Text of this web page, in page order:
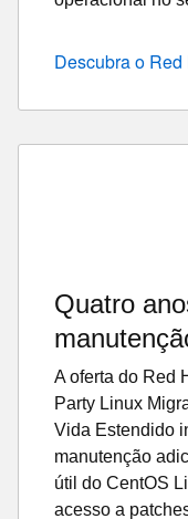
Descubra o
Quatro
A oferta do Red
Party Linux
Vida Estendido
manutenção
útil do CentOS
acesso a